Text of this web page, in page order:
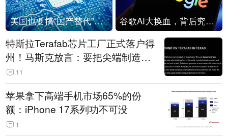
美国也要搞“国产替代”？先算清三笔账 谷歌AI大换血，背后究竟发生了什么？
特斯拉Terafab芯片工厂正式落户得
州！马斯克放言：要把尖端制造带
回美国
11
苹果拿下高端手机市场65%的份
额：iPhone 17系列功不可没
1